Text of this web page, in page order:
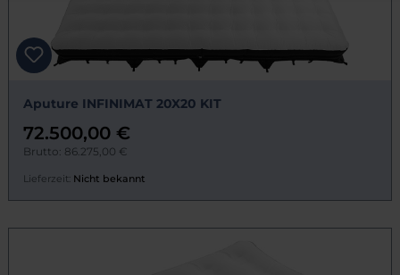
Aputure INFINIMAT 20X20 KIT
72.500,00 €
Brutto: 86.275,00 €
Lieferzeit: Nicht bekannt